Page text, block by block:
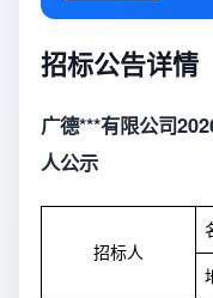
招标公告详情
广德***有限公司
人公示
招标人